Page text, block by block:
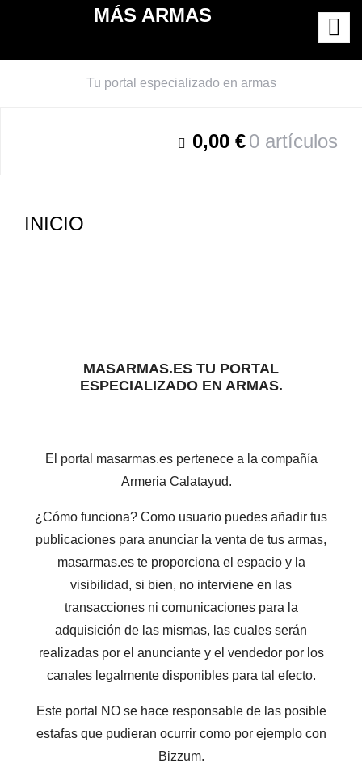
MÁS ARMAS
Tu portal especializado en armas
0,00 €0 artículos
INICIO
MASARMAS.ES TU PORTAL
ESPECIALIZADO EN ARMAS.
El portal masarmas.es pertenece a la compañía
Armeria Calatayud.
¿Cómo funciona? Como usuario puedes añadir tus
publicaciones para anunciar la venta de tus armas,
masarmas.es te proporciona el espacio y la
visibilidad, si bien, no interviene en las
transacciones ni comunicaciones para la
adquisición de las mismas, las cuales serán
realizadas por el anunciante y el vendedor por los
canales legalmente disponibles para tal efecto.
Este portal NO se hace responsable de las posible
estafas que pudieran ocurrir como por ejemplo con
Bizzum.